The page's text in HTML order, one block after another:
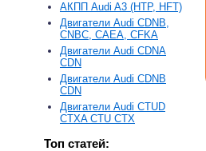
АКПП Audi A3 (HTP, HFT)
Двигатели Audi CDNB,
CNBC, CAEA, CFKA
Двигатели Audi CDNA
CDN
Двигатели Audi CDNB
CDN
Двигатели Audi CTUD
CTXA CTU CTX
Топ статей: